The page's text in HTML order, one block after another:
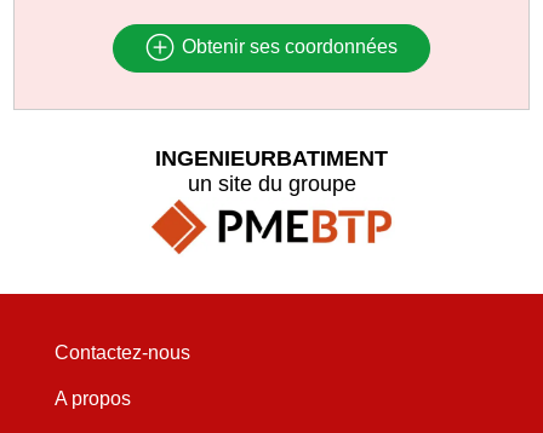
Obtenir ses coordonnées
INGENIEURBATIMENT
un site du groupe
Contactez-nous
A propos